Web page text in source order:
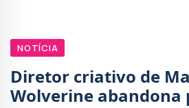
NOTÍCIA
Diretor criativo de
Wolverine abandona